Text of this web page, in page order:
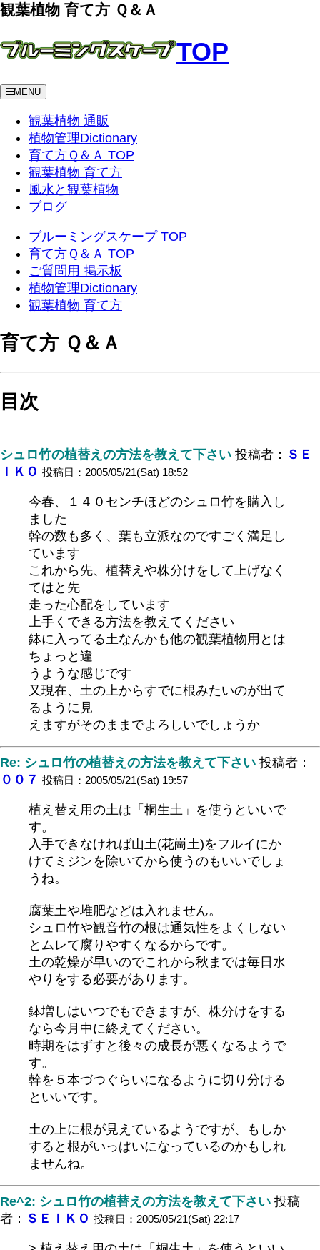
観葉植物 育て方 Ｑ＆Ａ
TOP
MENU
観葉植物 通販
植物管理Dictionary
育て方Ｑ＆Ａ TOP
観葉植物 育て方
風水と観葉植物
ブログ
ブルーミングスケープ TOP
育て方Ｑ＆Ａ TOP
ご質問用 掲示板
植物管理Dictionary
観葉植物 育て方
育て方 Ｑ＆Ａ
目次
シュロ竹の植替えの方法を教えて下さい 投稿者： ＳＥ
ＩＫＯ 投稿日：2005/05/21(Sat) 18:52
今春、１４０センチほどのシュロ竹を購入し
ました
幹の数も多く、葉も立派なのですごく満足し
ています
これから先、植替えや株分けをして上げなく
てはと先
走った心配をしています
上手くできる方法を教えてください
鉢に入ってる土なんかも他の観葉植物用とは
ちょっと違
うような感じです
又現在、土の上からすでに根みたいのが出て
るように見
えますがそのままでよろしいでしょうか
Re: シュロ竹の植替えの方法を教えて下さい 投稿者：
００７ 投稿日：2005/05/21(Sat) 19:57
植え替え用の土は「桐生土」を使うといいで
す。
入手できなければ山土(花崗土)をフルイにか
けてミジンを除いてから使うのもいいでしょ
うね。
腐葉土や堆肥などは入れません。
シュロ竹や観音竹の根は通気性をよくしない
とムレて腐りやすくなるからです。
土の乾燥が早いのでこれから秋までは毎日水
やりをする必要があります。
鉢増しはいつでもできますが、株分けをする
なら今月中に終えてください。
時期をはずすと後々の成長が悪くなるようで
す。
幹を５本づつぐらいになるように切り分ける
といいです。
土の上に根が見えているようですが、もしか
すると根がいっぱいになっているのかもしれ
ませんね。
Re^2: シュロ竹の植替えの方法を教えて下さい 投稿
者： ＳＥＩＫＯ 投稿日：2005/05/21(Sat) 22:17